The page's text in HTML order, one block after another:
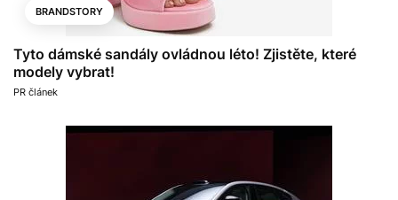
BRANDSTORY
Tyto dámské sandály ovládnou léto! Zjistěte, které
modely vybrat!
PR článek